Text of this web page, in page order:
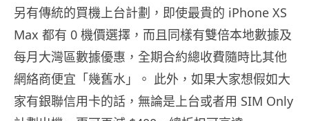
另有傳統的買機上台計劃，即使最貴的 iPhone XS
Max 都有 0 機價選擇，而且同樣有雙倍本地數據及
每月大灣區數據優惠，全期合約總收費隨時比其他
網絡商便宜「幾舊水」。 此外，如果大家想假如大
家有銀聯信用卡的話，無論是上台或者用 SIM Only